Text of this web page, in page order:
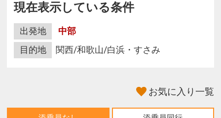
現在表示している条件
出発地
中部
目的地
関西/和歌山/白浜・すさみ
お気に入り一覧